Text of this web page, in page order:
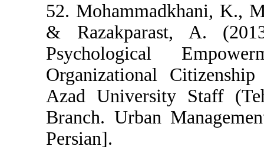
52.
&
Organizational
Azad
Branch. Urban